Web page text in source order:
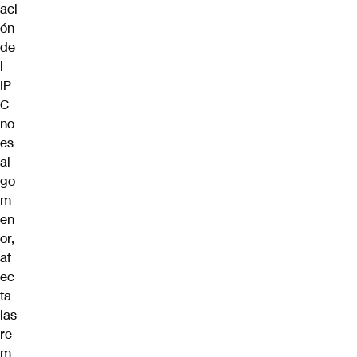
aci
ón
de
l
IP
C
no
es
al
go
m
en
or,
af
ec
ta
las
re
m